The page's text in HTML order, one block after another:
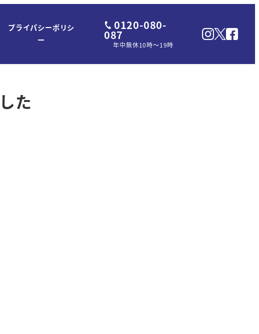
プライパシーポリシ
ー
0120-080-
087
年中無休10時～19時
た